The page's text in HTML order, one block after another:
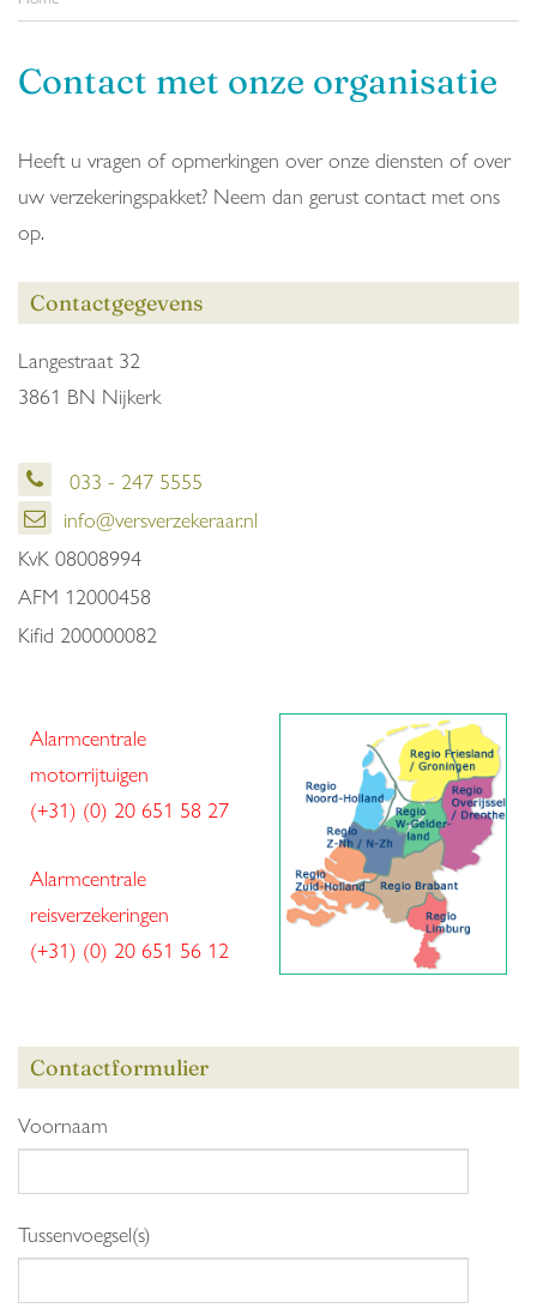
Contact met onze organisatie
Heeft u vragen of opmerkingen over onze diensten of over
uw verzekeringspakket? Neem dan gerust contact met ons
op.
Contactgegevens
Langestraat 32
3861 BN Nijkerk
033 - 247 5555
info@versverzekeraar.nl
KvK 08008994
AFM 12000458
Kifid 200000082
Alarmcentrale
motorrijtuigen
(+31) (0) 20 651 58 27
Alarmcentrale
reisverzekeringen
(+31) (0) 20 651 56 12
Contactformulier
Voornaam
Tussenvoegsel(s)